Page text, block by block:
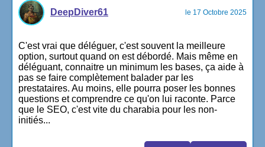
DeepDiver61 le 17 Octobre 2025
C'est vrai que déléguer, c'est souvent la meilleure
option, surtout quand on est débordé. Mais même en
déléguant, connaitre un minimum les bases, ça aide à
pas se faire complètement balader par les
prestataires. Au moins, elle pourra poser les bonnes
questions et comprendre ce qu'on lui raconte. Parce
que le SEO, c'est vite du charabia pour les non-
initiés...